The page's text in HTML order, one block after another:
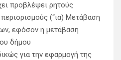
προβλέψει ρητούς
(“ια) Μετάβαση
εφόσον η μετάβαση
δήμου
για την εφαρμογή της